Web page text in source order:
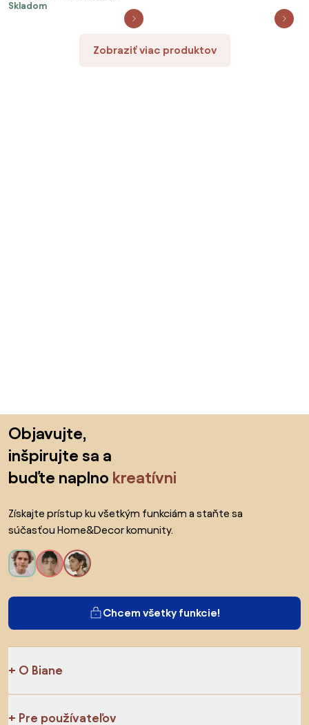
Skladom
Zobraziť viac produktov
Objavujte,
inšpirujte sa a
buďte naplno kreatívni
Získajte prístup ku všetkým funkciám a staňte sa
súčasťou Home&Decor komunity.
Chcem všetky funkcie!
O Biane
Pre používateľov